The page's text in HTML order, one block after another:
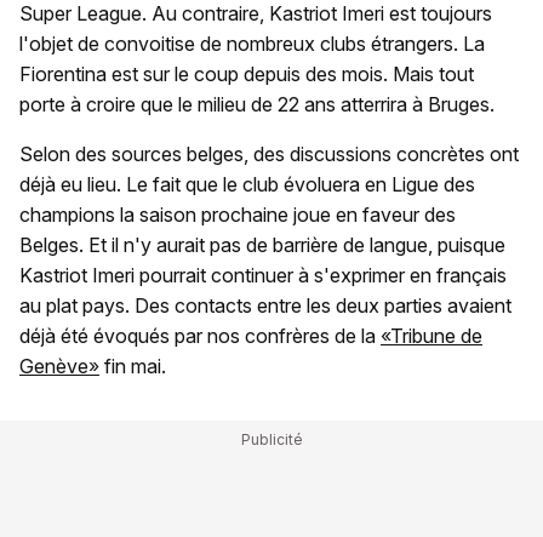
Super League. Au contraire, Kastriot Imeri est toujours
l'objet de convoitise de nombreux clubs étrangers. La
Fiorentina est sur le coup depuis des mois. Mais tout
porte à croire que le milieu de 22 ans atterrira à Bruges.
Selon des sources belges, des discussions concrètes ont
déjà eu lieu. Le fait que le club évoluera en Ligue des
champions la saison prochaine joue en faveur des
Belges. Et il n'y aurait pas de barrière de langue, puisque
Kastriot Imeri pourrait continuer à s'exprimer en français
au plat pays. Des contacts entre les deux parties avaient
déjà été évoqués par nos confrères de la «Tribune de
Genève» fin mai.